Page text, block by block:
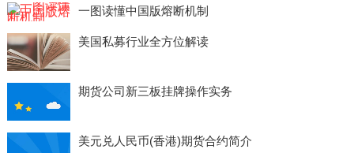
一图读懂中国版熔断机制
美国私募行业全方位解读
期货公司新三板挂牌操作实务
美元兑人民币(香港)期货合约简介